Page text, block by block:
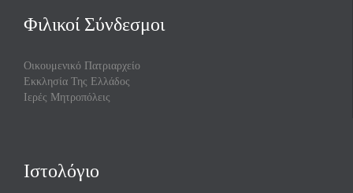
Φιλικοί Σύνδεσμοι
Οικουμενικό Πατριαρχείο
Εκκλησία Της Ελλάδος
Ιερές Μητροπόλεις
Ιστολόγιο